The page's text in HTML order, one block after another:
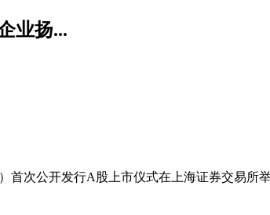
业扬...
首次公开发行A 股上市仪式在上海证券交易所